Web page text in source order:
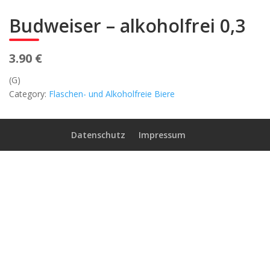
Budweiser – alkoholfrei 0,3
3.90 €
(G)
Category: Flaschen- und Alkoholfreie Biere
Datenschutz Impressum